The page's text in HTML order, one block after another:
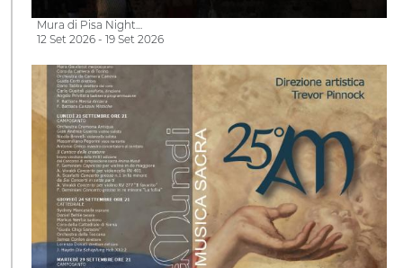
Mura di Pisa Night…
12 Set 2026 - 19 Set 2026